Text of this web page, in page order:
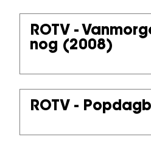
ROTV -
nog (2008)
ROTV -